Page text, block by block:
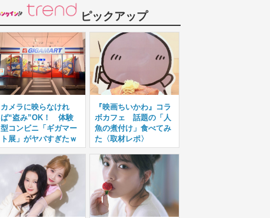
ピックアップ
カメラに映らなけれ
ば“盗み”OK！ 体験
型コンビニ「ギガマー
ト展」がヤバすぎたｗ
『映画ちいかわ』コラ
ボカフェ 話題の「人
魚の煮付け」食べてみ
た〈取材レポ〉